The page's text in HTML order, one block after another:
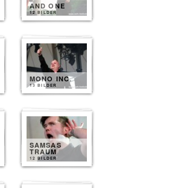
AND ONE
12 BILDER
MONO INC.
13 BILDER
SAMSAS
TRAUM
12 BILDER